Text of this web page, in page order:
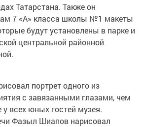
Татарстана. Также он
7 «А» класса школы №1 макеты
будут установлены в парке и
центральной районной
портрет одного из
с завязанными глазами, чем
всех юных гостей музея.
Фазыл Шиапов нарисовал